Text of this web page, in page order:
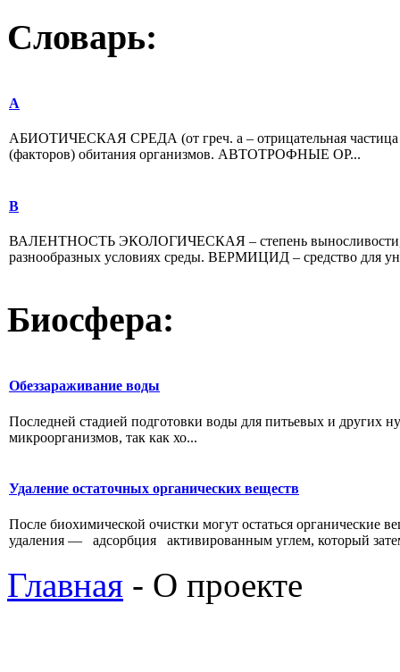
Словарь:
А
АБИОТИЧЕСКАЯ СРЕДА (от греч. а – отрицательная частица
(факторов) обитания организмов. АВТОТРОФНЫЕ ОР...
В
ВАЛЕНТНОСТЬ ЭКОЛОГИЧЕСКАЯ – степень выносливости,
разнообразных условиях среды. ВЕРМИЦИД – средство для
Биосфера:
Обеззараживание воды
Последней стадией подготовки воды для питьевых и других
микроорганизмов, так как хо...
Удаление остаточных органических веществ
После биохимической очистки могут остаться органические
удаления — адсорбция активированным углем, который
Главная - О проекте